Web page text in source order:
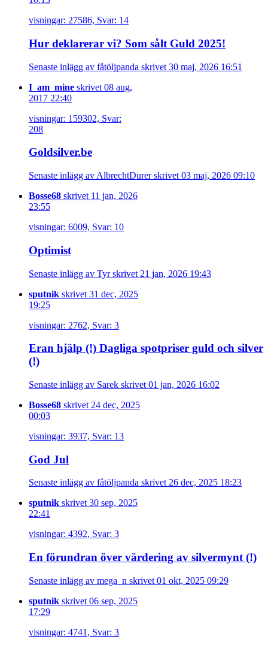
visningar: 27586, Svar: 14
Hur deklarerar vi? Som sålt Guld 2025!
Senaste inlägg av fåtöljpanda skrivet 30 maj, 2026 16:51
I_am_mine skrivet 08 aug,
2017 22:40
visningar: 159302, Svar:
208
Goldsilver.be
Senaste inlägg av AlbrechtDurer skrivet 03 maj, 2026 09:10
Bosse68 skrivet 11 jan, 2026
23:55
visningar: 6009, Svar: 10
Optimist
Senaste inlägg av Tyr skrivet 21 jan, 2026 19:43
sputnik skrivet 31 dec, 2025
19:25
visningar: 2762, Svar: 3
Eran hjälp (!) Dagliga spotpriser guld och silver
(!)
Senaste inlägg av Sarek skrivet 01 jan, 2026 16:02
Bosse68 skrivet 24 dec, 2025
00:03
visningar: 3937, Svar: 13
God Jul
Senaste inlägg av fåtöljpanda skrivet 26 dec, 2025 18:23
sputnik skrivet 30 sep, 2025
22:41
visningar: 4392, Svar: 3
En förundran över värdering av silvermynt (!)
Senaste inlägg av mega_n skrivet 01 okt, 2025 09:29
sputnik skrivet 06 sep, 2025
17:29
visningar: 4741, Svar: 3